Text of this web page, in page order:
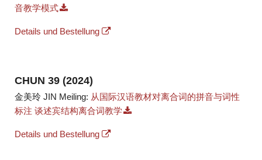
音教学模式
Details und Bestellung
CHUN 39 (2024)
金美玲 JIN Meiling: 从国际汉语教材对离合词的拼音与词性
标注 谈述宾结构离合词教学
Details und Bestellung